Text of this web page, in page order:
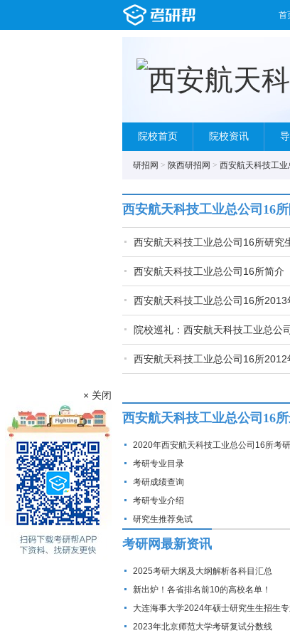
首
院校首页 院校资讯
研招网 > 陕西研招网 > 西安航天科技工业
西安航天科技工业总公司16
西安航天科技工业总公司16所研究
西安航天科技工业总公司16所简介
西安航天科技工业总公司16所2013
院校巡礼：西安航天科技工业总公
西安航天科技工业总公司16所2012
西安航天科技工业总公司16
2020年西安航天科技工业总公司16所考
考研专业目录
考研成绩查询
考研专业介绍
研究生推荐免试
考研网最新资讯
2025考研大纲及大纲解析各科目汇总
新出炉！各省排名前10的高校名单！
大连海事大学2024年硕士研究生生招生
费标准及拟招生人数
2023年北京师范大学考研复试分数线
× 关闭